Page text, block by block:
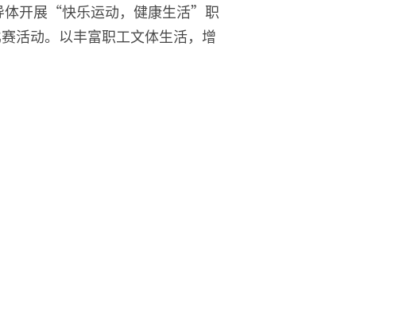
体开展“快乐运动，健康生活”职
活动。以丰富职工文体生活，增